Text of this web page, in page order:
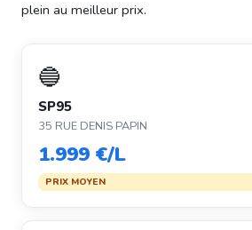
plein au meilleur prix.
🔵
SP95
35 RUE DENIS PAPIN
1.999 €/L
PRIX MOYEN